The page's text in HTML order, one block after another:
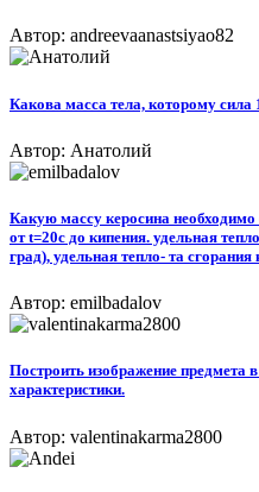
Автор: andreevaanastsiyao82
Какова масса тела, которому сила
Автор: Анатолий
Какую массу керосина
от t=20с до кипения. удельная
град), удельная тепло- та
Автор: emilbadalov
Построить изображение предмета
характеристики.
Автор: valentinakarma2800